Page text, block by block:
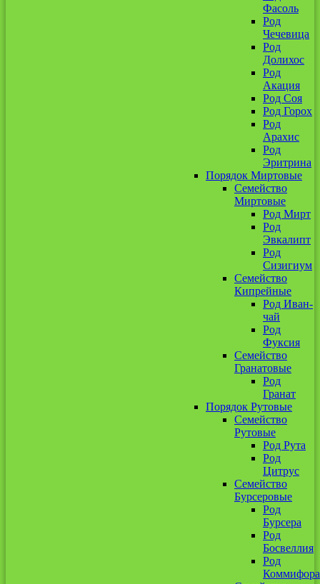
Фасоль
Род
Чечевица
Род
Долихос
Род
Акация
Род Соя
Род Горох
Род
Арахис
Род
Эритрина
Порядок Миртовые
Семейство
Миртовые
Род Мирт
Род
Эвкалипт
Род
Сизигиум
Семейство
Кипрейные
Род Иван-
чай
Род
Фуксия
Семейство
Гранатовые
Род
Гранат
Порядок Рутовые
Семейство
Рутовые
Род Рута
Род
Цитрус
Семейство
Бурсеровые
Род
Бурсера
Род
Босвеллия
Род
Коммифора